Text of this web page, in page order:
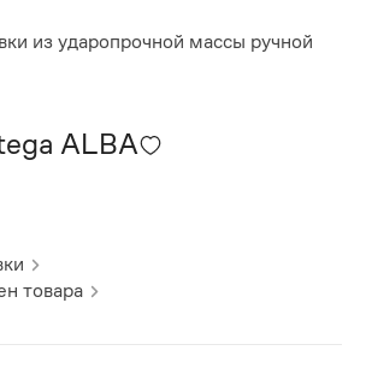
из ударопрочной массы ручной
ALBA
товара